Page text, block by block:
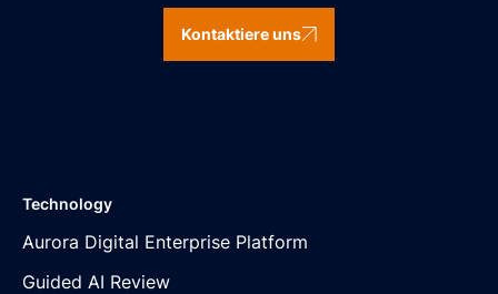
Kontaktiere uns
Technology
Aurora Digital Enterprise Platform
Guided AI Review